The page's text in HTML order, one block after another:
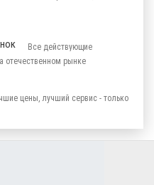
Все действующие
отечественном рынке
цены, лучший сервис - только